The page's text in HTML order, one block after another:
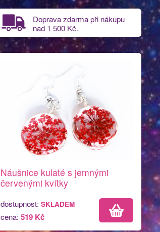
Doprava zdarma při nákupu
nad 1 500 Kč.
Náušnice kulaté s jemnými
červenými kvítky
dostupnost: SKLADEM
cena: 519 Kč